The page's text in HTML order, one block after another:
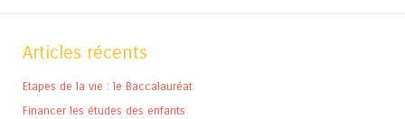
Articles récents
Etapes de la vie : le Baccalauréat
Financer les études des enfants